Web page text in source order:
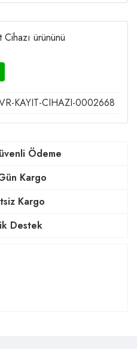
ürününü
KAYIT-CIHAZI-0002668
Ödeme
Kargo
Kargo
Destek